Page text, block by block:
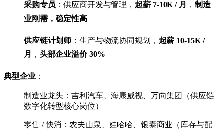
采购专员 ：供应商开发与管理， 起薪 7-10K / 月 ， 制造
业刚需，稳定性高
供应链计划师 ：生产与物流协同规划， 起薪 10-15K /
月
， 头部企业溢价 30%
典型企业 ：
制造业龙头：吉利汽车、海康威视、万向集团（供应链
数字化转型核心岗位）
零售 / 快消：农夫山泉、娃哈哈、银泰商业（库存与配